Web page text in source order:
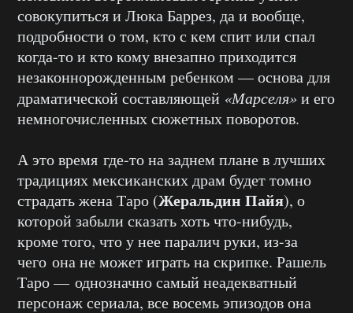
совокупиться и Люка Баррез, да и вообще,
подробности о том, кто с кем спит или спал
когда-то и кто кому внезапно приходится
незаконнорожденным ребенком — основа для
драматической составляющей «Марселя»и его
немногочисленных сюжетных поворотов.
А это время где-то на заднем плане в лучших
традициях мексиканских драм будет томно
страдать жена Таро (Жеральдин Пайя), о
которой забыли сказать хоть что-нибудь,
кроме того, что у нее паралич руки, из-за
чего она не может играть на скрипке. Рашель
Таро — однозначно самый неадекватный
персонаж сериала, все восемь эпизодов она